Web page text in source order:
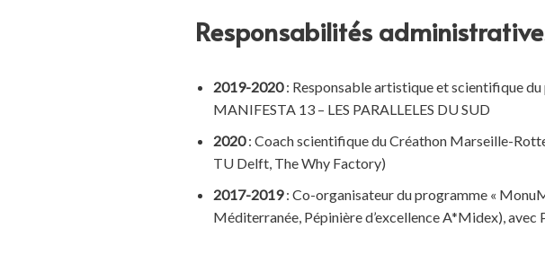
Responsabilités
2019-2020: Responsable artistique et scientifique du
MANIFESTA 13 – LES PARALLELES DU SUD
2020: Coach scientifique du Créathon Marseille-
TU Delft, The Why Factory)
2017-2019: Co-organisateur du programme «
Méditerranée, Pépinière d’excellence A*Midex),